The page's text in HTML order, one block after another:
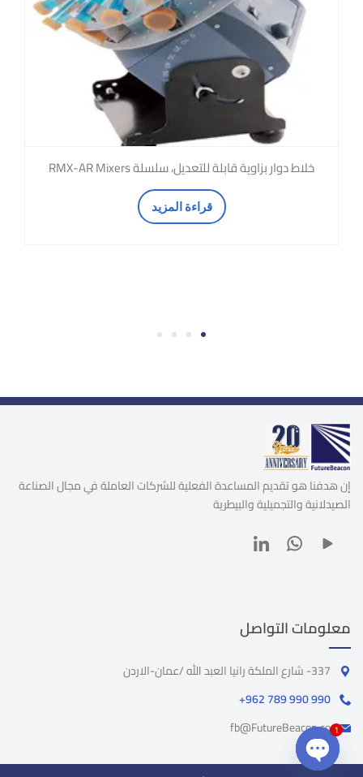
خلاط دوار بزاوية قابلة للتعديل، سلسلة RMX-AR Mixers
قراءة المزيد
1
2
3
4
إن هدفنا هو تقديم المساعدة الفعلية للشركات العاملة في مجال الصناعة
الصيدلانية والتجميلية والبيطرية
معلومات التواصل
337- شارع الملكة رانيا العبد الله /عمان-الاردن
+962 789 990 990
fb@FutureBeacon.co 1